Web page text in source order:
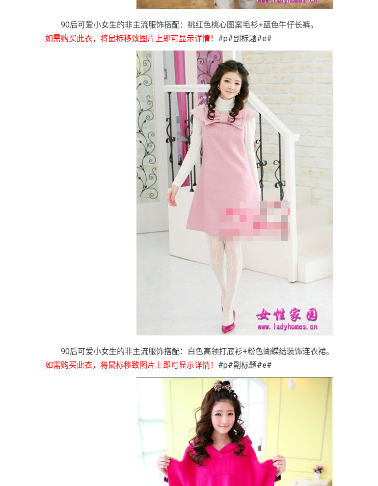
90后可爱小女生的非主流服饰搭配：桃红色桃心图案毛衫+蓝色牛仔长裤。
如需购买此衣，将鼠标移致图片上即可显示详情！ #p#副标题#e#
90后可爱小女生的非主流服饰搭配：白色高领打底衫+粉色蝴蝶结装饰连衣裙。
如需购买此衣，将鼠标移致图片上即可显示详情！ #p#副标题#e#